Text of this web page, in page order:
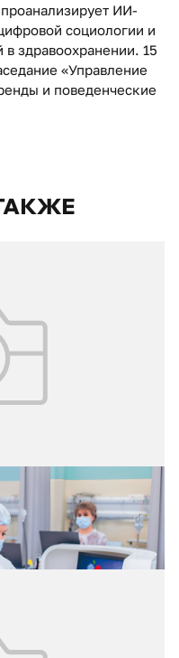
ИИ-
социологии и
в здравоохранении. 15
«Управление
и поведенческие